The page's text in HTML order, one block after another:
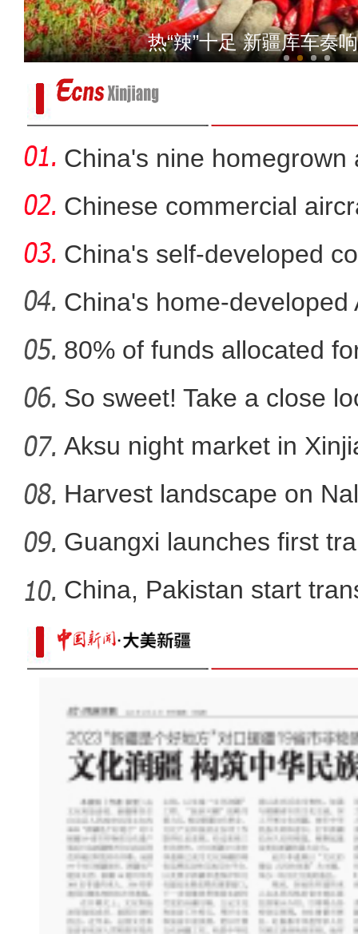
新疆阿克苏举办首届高素质
新疆沙雅县：山
国家二级保护动物盘羊现
热“辣”十足 新疆库车奏
China's nine homegrown
in
Chinese commercial
fli
China's self-developed
co
China's home-
80% of funds allocated
So sweet! Take a close
Aksu night market in
Harvest landscape on
Guangxi launches first
China, Pakistan start